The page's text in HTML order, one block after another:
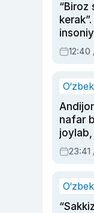
“Biroz
olmay
12:40
nafar
ayolga
23:41